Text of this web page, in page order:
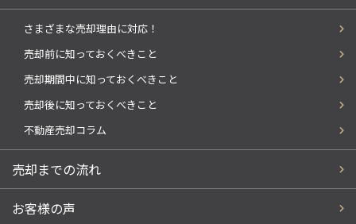
さまざまな売却理由に対応！
売却前に知っておくべきこと
売却期間中に知っておくべきこと
売却後に知っておくべきこと
不動産売却コラム
売却までの流れ
お客様の声